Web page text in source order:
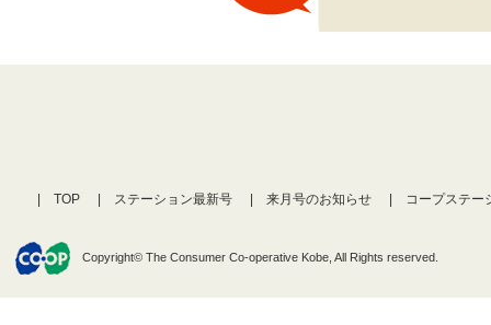
TOP ステーション最新号 来月号のお知らせ コープステー
Copyright© The Consumer Co-operative Kobe, All Rights reserved.